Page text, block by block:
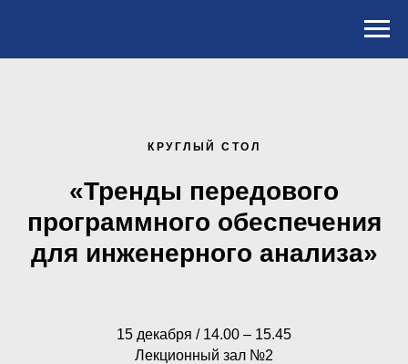
КРУГЛЫЙ СТОЛ
«Тренды передового
программного обеспечения
для инженерного анализа»
15 декабря / 14.00 – 15.45
Лекционный зал №2